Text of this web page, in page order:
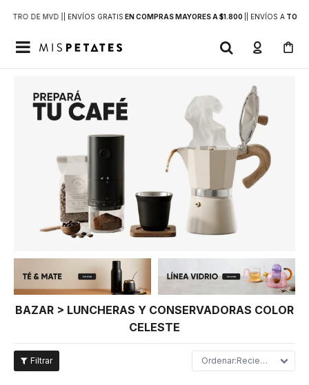
DE MVD | | ENVÍOS GRATIS EN COMPRAS MAYORES A $1.800 | ENVÍOS ATODO

BAZAR > LUNCHERAS Y CONSERVADORAS COLOR
CELESTE
Recientes